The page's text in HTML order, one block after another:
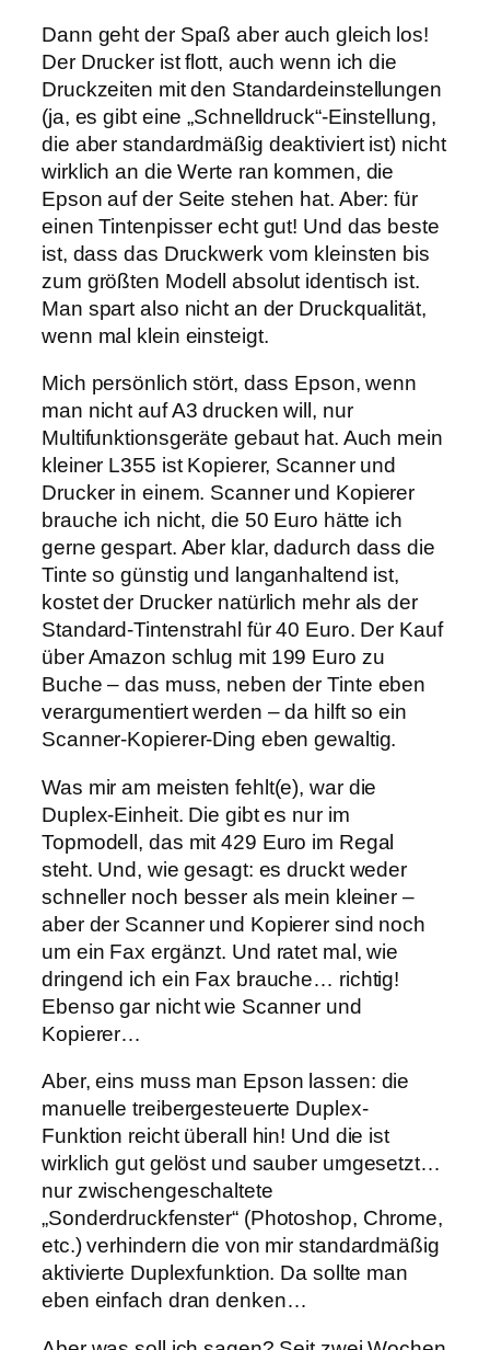
Dann geht der Spaß aber auch gleich los!
Der Drucker ist flott, auch wenn ich die
Druckzeiten mit den Standardeinstellungen
(ja, es gibt eine „Schnelldruck“-Einstellung,
die aber standardmäßig deaktiviert ist) nicht
wirklich an die Werte ran kommen, die
Epson auf der Seite stehen hat. Aber: für
einen Tintenpisser echt gut! Und das beste
ist, dass das Druckwerk vom kleinsten bis
zum größten Modell absolut identisch ist.
Man spart also nicht an der Druckqualität,
wenn mal klein einsteigt.
Mich persönlich stört, dass Epson, wenn
man nicht auf A3 drucken will, nur
Multifunktionsgeräte gebaut hat. Auch mein
kleiner L355 ist Kopierer, Scanner und
Drucker in einem. Scanner und Kopierer
brauche ich nicht, die 50 Euro hätte ich
gerne gespart. Aber klar, dadurch dass die
Tinte so günstig und langanhaltend ist,
kostet der Drucker natürlich mehr als der
Standard-Tintenstrahl für 40 Euro. Der Kauf
über Amazon schlug mit 199 Euro zu
Buche – das muss, neben der Tinte eben
verargumentiert werden – da hilft so ein
Scanner-Kopierer-Ding eben gewaltig.
Was mir am meisten fehlt(e), war die
Duplex-Einheit. Die gibt es nur im
Topmodell, das mit 429 Euro im Regal
steht. Und, wie gesagt: es druckt weder
schneller noch besser als mein kleiner –
aber der Scanner und Kopierer sind noch
um ein Fax ergänzt. Und ratet mal, wie
dringend ich ein Fax brauche… richtig!
Ebenso gar nicht wie Scanner und
Kopierer…
Aber, eins muss man Epson lassen: die
manuelle treibergesteuerte Duplex-
Funktion reicht überall hin! Und die ist
wirklich gut gelöst und sauber umgesetzt…
nur zwischengeschaltete
„Sonderdruckfenster“ (Photoshop, Chrome,
etc.) verhindern die von mir standardmäßig
aktivierte Duplexfunktion. Da sollte man
eben einfach dran denken…